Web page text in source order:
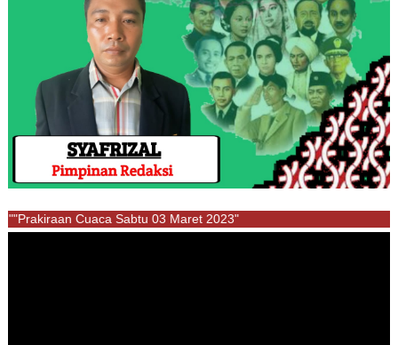
""Prakiraan Cuaca Sabtu 03 Maret 2023"